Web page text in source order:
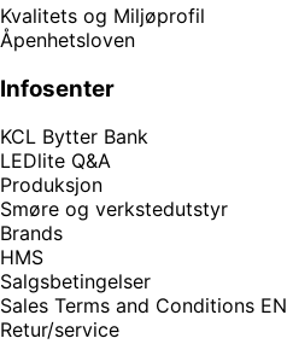
Kvalitets og Miljøprofil
Åpenhetsloven
Infosenter
KCL Bytter Bank
LEDlite Q&A
Produksjon
Smøre og verkstedutstyr
Brands
HMS
Salgsbetingelser
Sales Terms and Conditions EN
Retur/service